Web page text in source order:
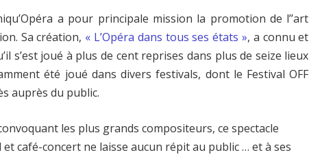
a pour principale mission la promotion de l’’art
Sa création, « L’Opéra dans tous ses états », a connu et
s’est joué à plus de cent reprises dans plus de seize lieux
été joué dans divers festivals, dont le Festival OFF
auprès du public.
les plus grands compositeurs, ce spectacle
café-concert ne laisse aucun répit au public … et à ses